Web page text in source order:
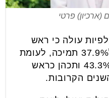
(ארכיון) פרטי
100% מהקלפיות עולה כי ראש
שזכתה ל-43.3% ותכהן כראש
הקרובות.